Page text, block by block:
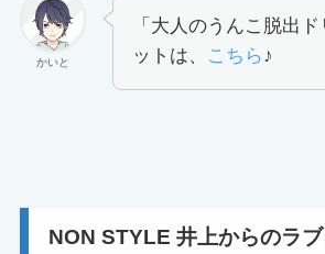
かいと
「大人のうんこ脱出
ットは、
こちら ♪
NON STYLE 井上からのラ